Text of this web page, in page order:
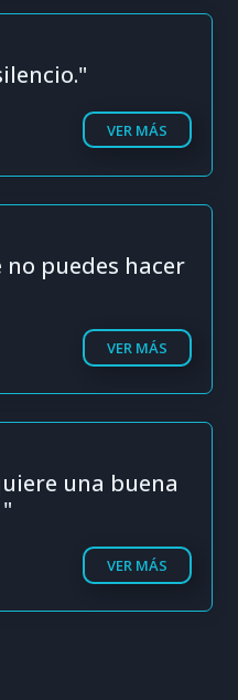
VER MÁS
puedes hacer
VER MÁS
una buena
VER MÁS